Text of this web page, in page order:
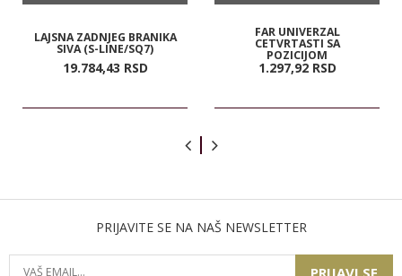
LAJSNA ZADNJEG BRANIKA
SIVA (S-LINE/SQ7)
19.784,43 RSD
FAR UNIVERZAL
CETVRTASTI SA
POZICIJOM
1.297,92 RSD
PRIJAVITE SE NA NAŠ NEWSLETTER